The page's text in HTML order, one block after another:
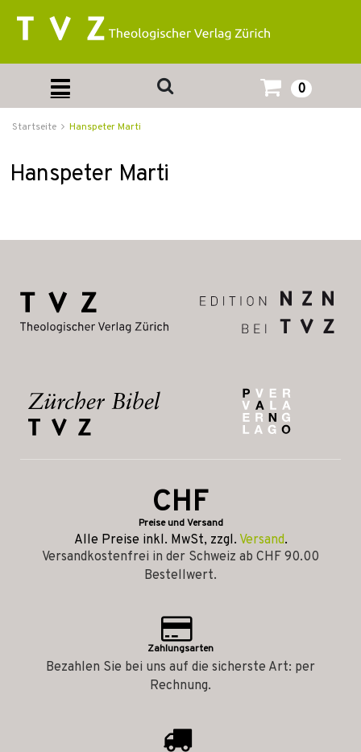
0
Startseite Hanspeter Marti
Hanspeter Marti
CHF
Preise und Versand
Alle Preise inkl. MwSt, zzgl. Versand.
Versandkostenfrei in der Schweiz ab CHF 90.00
Bestellwert.
Zahlungsarten
Bezahlen Sie bei uns auf die sicherste Art: per
Rechnung.